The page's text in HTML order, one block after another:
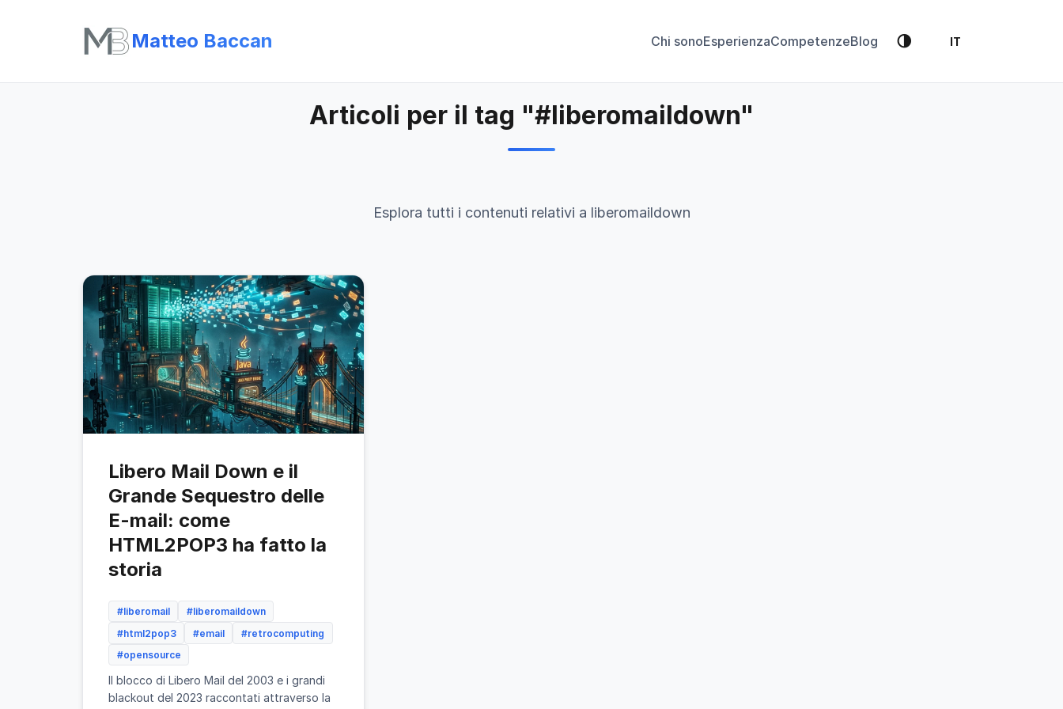
Matteo Baccan Chi sonoEsperienzaCompetenzeBlog 🌗 IT
Articoli per il tag "#liberomaildown"
Esplora tutti i contenuti relativi a liberomaildown
Libero Mail Down e il
Grande Sequestro delle
E-mail: come
HTML2POP3 ha fatto la
storia
#liberomail
#liberomaildown
#html2pop3
#email
#retrocomputing
#opensource
Il blocco di Libero Mail del 2003 e i grandi
blackout del 2023 raccontati attraverso la